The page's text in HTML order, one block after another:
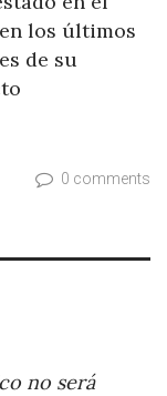
los últimos
de su
0 comments
no será